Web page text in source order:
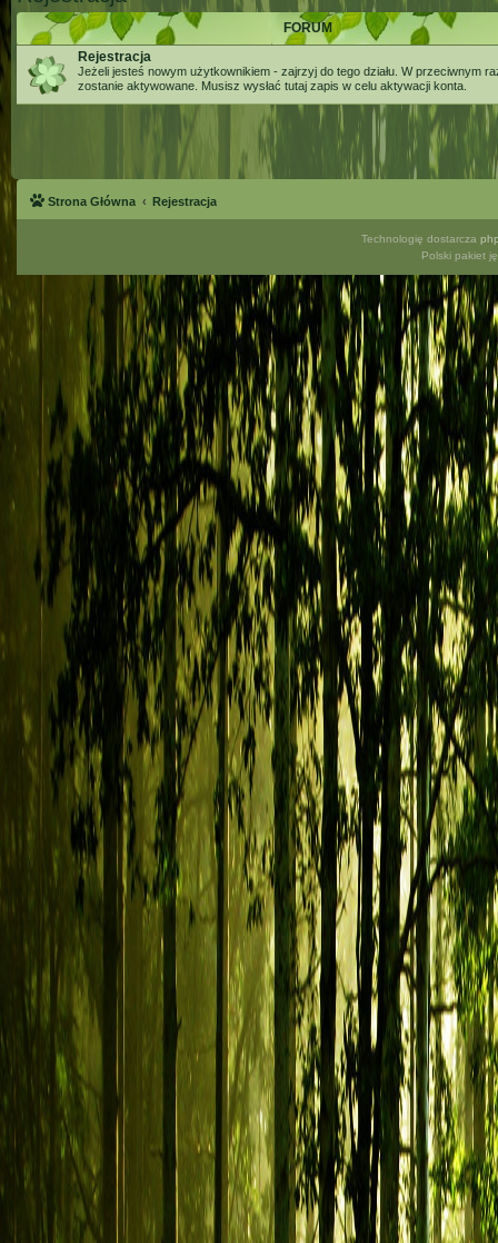
FORUM
Rejestracja
Jeżeli jesteś nowym użytkownikiem - zajrzyj do tego działu. W przeciwnym
zostanie aktywowane. Musisz wysłać tutaj zapis w celu aktywacji konta.
Strona Główna Rejestracja
Technologię dostarcza
Polski pakiet